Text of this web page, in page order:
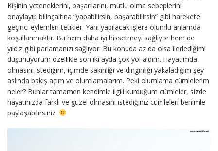
Kişinin yeteneklerini, başarılarını, mutlu olma sebeplerini
onaylayıp bilinçaltına “yapabilirsin, başarabilirsin” gibi harekete
geçirici eylemleri tetikler. Yani yapılacak işlere olumlu anlamda
koşullanmaktır. Bu hem daha iyi hissetmeyi sağlıyor hem de
yıldız gibi parlamanızı sağlıyor. Bu konuda az da olsa ilerlediğimi
düşünüyorum özellikle son iki ayda çok yol aldım. Hayatımda
olmasını istediğim, içimde sakinliği ve dinginliği yakaladığım şey
aslında bakış açım ve olumlamalarım. Peki olumlama cümlelerim
neler? Bunlar tamamen kendimle ilgili kurduğum cümleler, sizde
hayatınızda farklı ve güzel olmasını istediğiniz cümleleri benimle
paylaşabilirsiniz.